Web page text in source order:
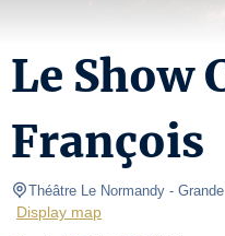
Le Show
François
Théâtre Le Normandy -
Display map